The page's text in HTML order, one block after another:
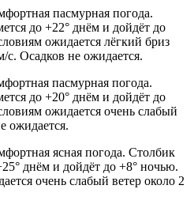
пасмурная погода.
до +22° днём и дойдёт до
ожидается лёгкий бриз
Осадков не ожидается.
пасмурная погода.
до +20° днём и дойдёт до
ожидается очень слабый
ожидается.
ясная погода. Столбик
днём и дойдёт до +8° ночью.
очень слабый ветер около 2